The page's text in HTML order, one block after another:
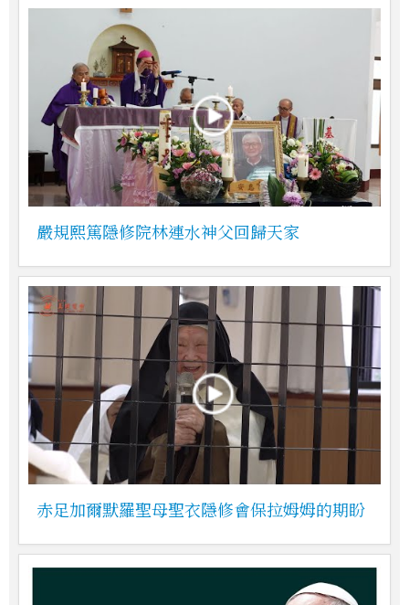
嚴規熙篤隱修院林連水神父回歸天家
赤足加爾默羅聖母聖衣隱修會保拉姆姆的期盼